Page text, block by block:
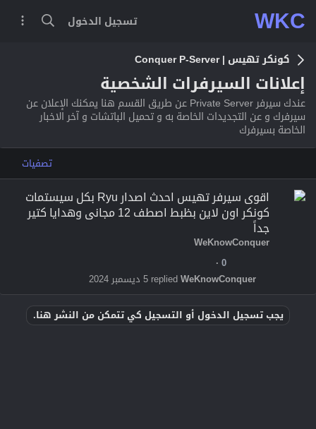
WKC تسجيل الدخول
كونكر تهيس | Conquer P-Server
إعلانات السيرفرات الشخصية
عندك سيرفر Private Server عن طريق القسم هنا يمكنك الإعلان عن
سيرفرك و عن التجديدات الخاصة به و تحميل الباتشات و آخر الاخبار
الخاصة بسيرفرك
تصفيات
اقوى سيرفر تهيس احدث اصدار Ryu بكل سيستمات
كونكر اون لاين بظبط اصطف 12 مجانى وهدايا كتير
جداً
WeKnowConquer
0
5 ديسمبر 2024
WeKnowConquer
يجب تسجيل الدخول أو التسجيل كي تتمكن من النشر هنا.